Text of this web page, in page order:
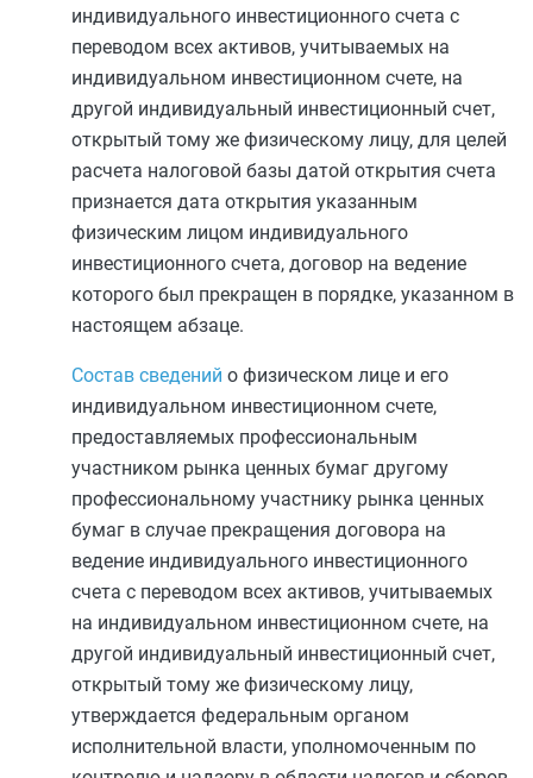
индивидуального инвестиционного счета с
переводом всех активов, учитываемых на
индивидуальном инвестиционном счете, на
другой индивидуальный инвестиционный счет,
открытый тому же физическому лицу, для целей
расчета налоговой базы датой открытия счета
признается дата открытия указанным
физическим лицом индивидуального
инвестиционного счета, договор на ведение
которого был прекращен в порядке, указанном в
настоящем абзаце.
Состав сведений о физическом лице и его
индивидуальном инвестиционном счете,
предоставляемых профессиональным
участником рынка ценных бумаг другому
профессиональному участнику рынка ценных
бумаг в случае прекращения договора на
ведение индивидуального инвестиционного
счета с переводом всех активов, учитываемых
на индивидуальном инвестиционном счете, на
другой индивидуальный инвестиционный счет,
открытый тому же физическому лицу,
утверждается федеральным органом
исполнительной власти, уполномоченным по